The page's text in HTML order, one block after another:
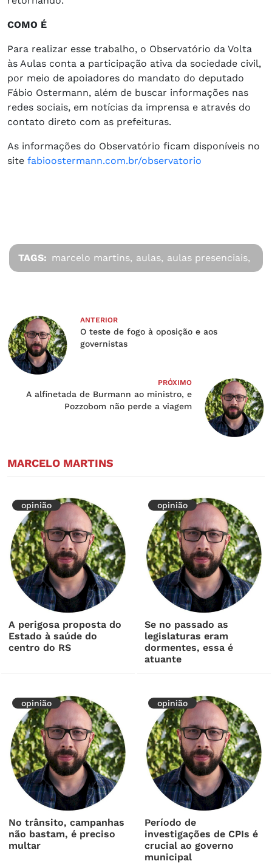
COMO É
Para realizar esse trabalho, o Observatório da Volta
às Aulas conta a participação ativa da sociedade civil,
por meio de apoiadores do mandato do deputado
Fábio Ostermann, além de buscar informações nas
redes sociais, em notícias da imprensa e através do
contato direto com as prefeituras.
As informações do Observatório ficam disponíveis no
site fabioostermann.com.br/observatorio
TAGS: marcelo martins, aulas, aulas presenciais,
ANTERIOR
O teste de fogo à oposição e aos
governistas
PRÓXIMO
A alfinetada de Burmann ao ministro, e
Pozzobom não perde a viagem
MARCELO MARTINS
opinião
A perigosa proposta do
Estado à saúde do
centro do RS
opinião
Se no passado as
legislaturas eram
dormentes, essa é
atuante
opinião
No trânsito, campanhas
não bastam, é preciso
multar
opinião
Período de
investigações de CPIs é
crucial ao governo
municipal